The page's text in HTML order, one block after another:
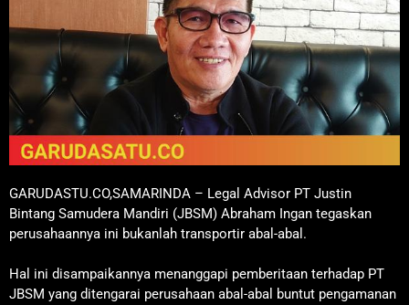
GARUDASTU.CO,SAMARINDA – Legal Advisor PT Justin
Bintang Samudera Mandiri (JBSM) Abraham Ingan tegaskan
perusahaannya ini bukanlah transportir abal-abal.
Hal ini disampaikannya menanggapi pemberitaan terhadap PT
JBSM yang ditengarai perusahaan abal-abal buntut pengamanan